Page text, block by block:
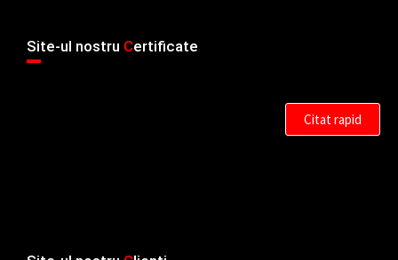
Site-ul nostru Certificate
Citat rapid